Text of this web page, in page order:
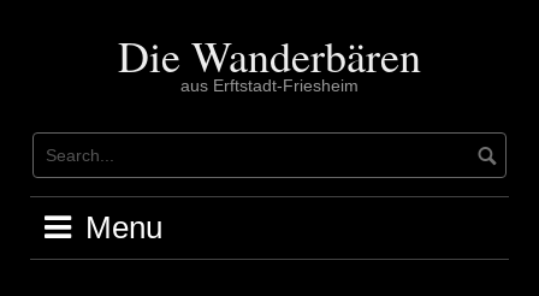
Die Wanderbären
aus Erftstadt-Friesheim
Menu